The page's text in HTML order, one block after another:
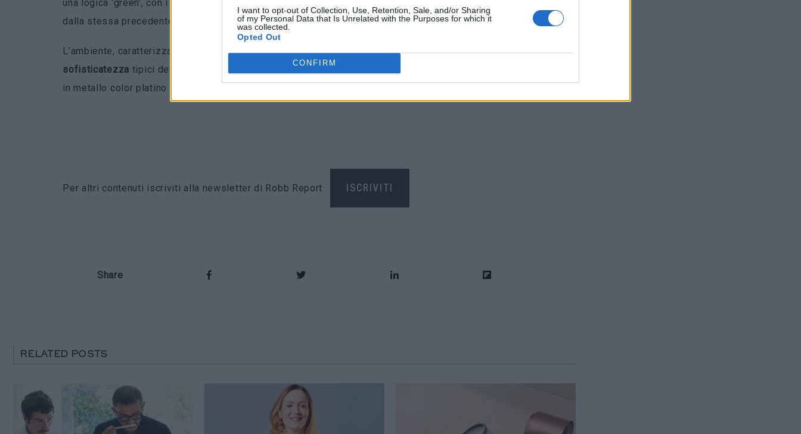
I want to opt-out of Collection, Use, Retention, Sale, and/or Sharing
of my Personal Data that Is Unrelated with the Purposes for which it
was collected.
Opted Out
CONFIRM
una logica ‘green’, con i pavimenti realizzati recuperando preziosi marmi da punti vendita chiusi e
dalla stessa precedente boutique di Parigi.
L’ambiente, caratterizzato da un’atmosfera calda e preziosa, include elementi diessenzialità e
sofisticatezza tipici dell’estetica Armani. Sono un esempio i tavoli
che punteggiano le aree centrali
in metallo color platino e dettagli in accordo con le tonalità delle stanze, e le lampade Armani/Casa.
Per altri contenuti iscriviti alla newsletter di Robb Report ISCRIVITI
Share
RELATED POSTS